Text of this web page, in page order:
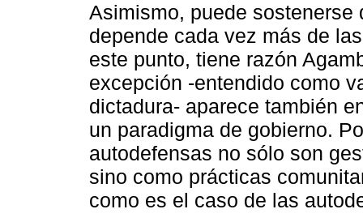
Asimismo, puede
depende cada vez más de
este punto, tiene razón
excepción -entendido como
dictadura- aparece también
un paradigma de gobierno.
autodefensas no sólo son
sino como prácticas
como es el caso de las